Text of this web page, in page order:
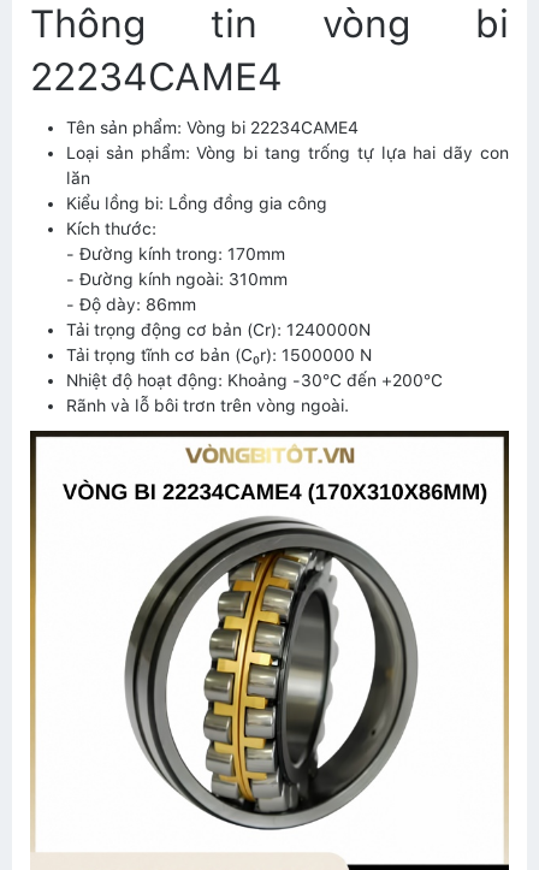
Thông tin vòng bi
22234CAME4
Tên sản phẩm: Vòng bi 22234CAME4
Loại sản phẩm: Vòng bi tang trống tự lựa hai dãy con
lăn
Kiểu lồng bi: Lồng đồng gia công
Kích thước:
- Đường kính trong: 170mm
- Đường kính ngoài: 310mm
- Độ dày: 86mm
Tải trọng động cơ bản (Cr): 1240000N
Tải trọng tĩnh cơ bản (C₀r): 1500000 N
Nhiệt độ hoạt động: Khoảng -30°C đến +200°C
Rãnh và lỗ bôi trơn trên vòng ngoài.